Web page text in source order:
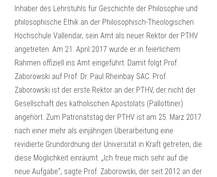
Inhaber des Lehrstuhls für Geschichte der Philosophie und
philosophische Ethik an der Philosophisch-Theologischen
Hochschule Vallendar, sein Amt als neuer Rektor der PTHV
angetreten. Am 21. April 2017 wurde er in feierlichem
Rahmen offiziell ins Amt eingeführt. Damit folgt Prof.
Zaborowski auf Prof. Dr. Paul Rheinbay SAC. Prof.
Zaborowski ist der erste Rektor an der PTHV, der nicht der
Gesellschaft des katholischen Apostolats (Pallottiner)
angehört. Zum Patronatstag der PTHV ist am 25. März 2017
nach einer mehr als einjährigen Überarbeitung eine
revidierte Grundordnung der Universität in Kraft getreten, die
diese Möglichkeit einräumt. „Ich freue mich sehr auf die
neue Aufgabe“, sagte Prof. Zaborowski, der seit 2012 an der